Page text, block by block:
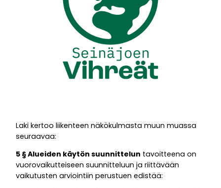
Laki kertoo liikenteen näkökulmasta muun muassa
seuraavaa:
5 § Alueiden käytön suunnittelun tavoitteena on
vuorovaikutteiseen suunnitteluun ja riittävään
vaikutusten arviointiin perustuen edistää: